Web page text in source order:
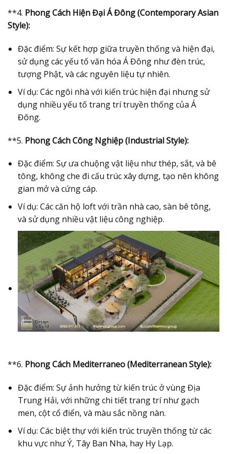
**4. Phong Cách Hiện Đại Á Đông (Contemporary Asian
Style):
Đặc điểm: Sự kết hợp giữa truyền thống và hiện đại,
sử dụng các yếu tố văn hóa Á Đông như đèn trúc,
tượng Phật, và các nguyên liệu tự nhiên.
Ví dụ: Các ngôi nhà với kiến trúc hiện đại nhưng sử
dụng nhiều yếu tố trang trí truyền thống của Á
Đông.
**5. Phong Cách Công Nghiệp (Industrial Style):
Đặc điểm: Sự ưa chuộng vật liệu như thép, sắt, và bê
tông, không che đi cấu trúc xây dựng, tạo nên không
gian mở và cứng cáp.
Ví dụ: Các căn hộ loft với trần nhà cao, sàn bê tông,
và sử dụng nhiều vật liệu công nghiệp.
**6. Phong Cách Mediterraneo (Mediterranean Style):
Đặc điểm: Sự ảnh hưởng từ kiến trúc ở vùng Địa
Trung Hải, với những chi tiết trang trí như gạch
men, cột cổ điển, và màu sắc nồng nàn.
Ví dụ: Các biệt thự với kiến trúc truyền thống từ các
khu vực như Ý, Tây Ban Nha, hay Hy Lạp.